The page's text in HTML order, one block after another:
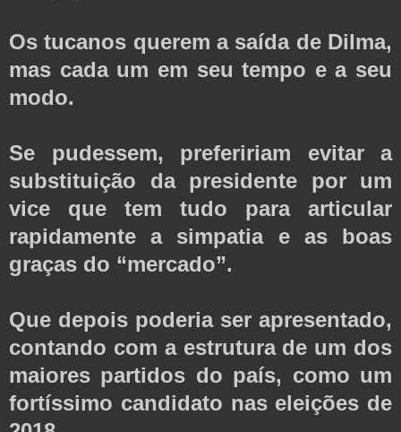
Os tucanos querem a saída de Dilma,
mas cada um em seu tempo e a seu
modo.
Se pudessem, prefeririam evitar a
substituição da presidente por um
vice que tem tudo para articular
rapidamente a simpatia e as boas
graças do “mercado”.
Que depois poderia ser apresentado,
contando com a estrutura de um dos
maiores partidos do país, como um
fortíssimo candidato nas eleições de